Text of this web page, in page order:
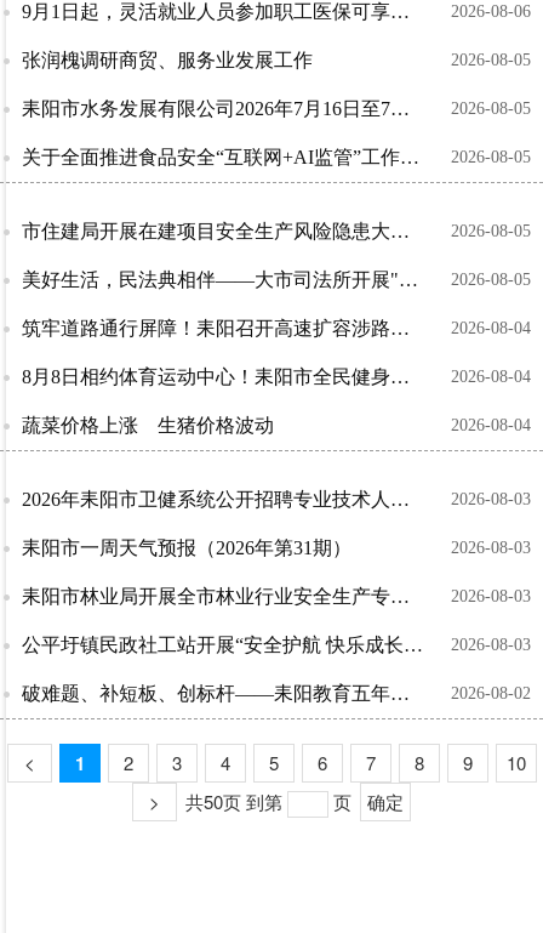
2026-08-06
9月1日起，灵活就业人员参加职工医保可享生育保险待遇了！
2026-08-05
张润槐调研商贸、服务业发展工作
2026-08-05
耒阳市水务发展有限公司2026年7月16日至7月31日工作进展
2026-08-05
关于全面推进食品安全“互联网+AI监管”工作的倡议书
2026-08-05
市住建局开展在建项目安全生产风险隐患大排查大整治行动
2026-08-05
美好生活，民法典相伴——大市司法所开展"民法典宣传月"活动
2026-08-04
筑牢道路通行屏障！耒阳召开高速扩容涉路施工安全评审专题会
2026-08-04
8月8日相约体育运动中心！耒阳市全民健身日健身气功展演邀您共赴健康之约
2026-08-04
蔬菜价格上涨 生猪价格波动
2026-08-03
2026年耒阳市卫健系统公开招聘专业技术人员公告
2026-08-03
耒阳市一周天气预报（2026年第31期）
2026-08-03
耒阳市林业局开展全市林业行业安全生产专题培训
2026-08-03
公平圩镇民政社工站开展“安全护航 快乐成长”志愿服务活动
2026-08-02
破难题、补短板、创标杆——耒阳教育五年高质量发展综述
< 1 2 3 4 5 6 7 8 9
10
>
共50页到第 页 确定